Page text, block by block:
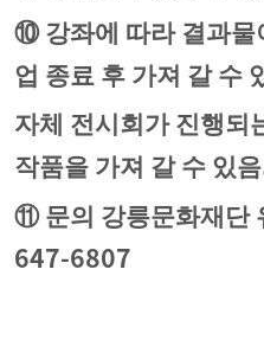
⑩ 강좌에 따라 결과
업 종료 후 가져 갈 수
자체 전시회가 진행되
작품을 가져 갈 수 있음
⑪ 문의 강릉문화재단
647-6807